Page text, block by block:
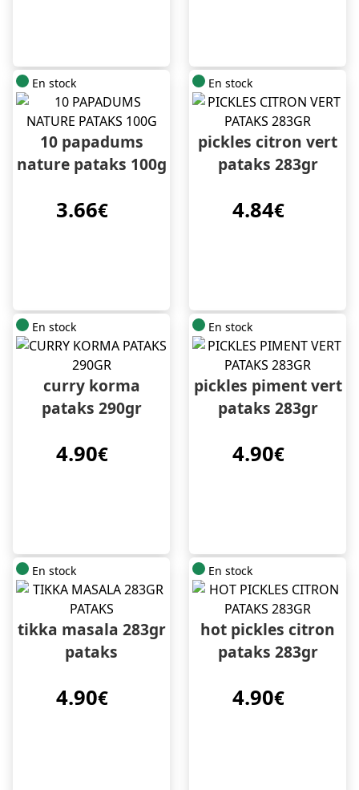
En stock
10 papadums
nature pataks 100g
3.66€
En stock
pickles citron vert
pataks 283gr
4.84€
En stock
curry korma
pataks 290gr
4.90€
En stock
pickles piment vert
pataks 283gr
4.90€
En stock
tikka masala 283gr
pataks
4.90€
En stock
hot pickles citron
pataks 283gr
4.90€